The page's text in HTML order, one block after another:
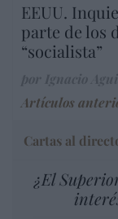
EEUU.
parte de los
“socialista”
Artículos
Cartas al
¿El